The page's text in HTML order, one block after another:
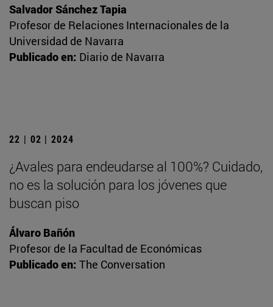
Salvador Sánchez Tapia
Profesor de Relaciones Internacionales de la
Universidad de Navarra
Publicado en: Diario de Navarra
22 | 02 | 2024
¿Avales para endeudarse al 100%? Cuidado,
no es la solución para los jóvenes que
buscan piso
Álvaro Bañón
Profesor de la Facultad de Económicas
Publicado en: The Conversation